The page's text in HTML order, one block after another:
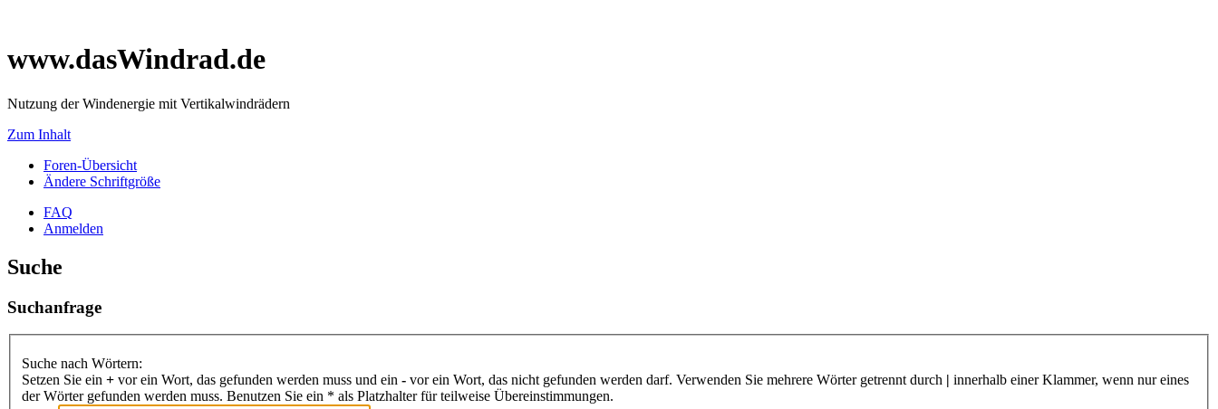
www.dasWindrad.de
Nutzung der Windenergie mit Vertikalwindrädern
Zum Inhalt
Foren-Übersicht
Ändere Schriftgröße
FAQ
Anmelden
Suche
Suchanfrage
Suche nach Wörtern:
Setzen Sie ein + vor ein Wort, das gefunden werden muss und ein - vor ein Wort, das nicht gefunden werden darf. Verwenden Sie mehrere Wörter getrennt durch | innerhalb einer Klammer, wenn nur eines
der Wörter gefunden werden muss. Benutzen Sie ein * als Platzhalter für teilweise Übereinstimmungen.